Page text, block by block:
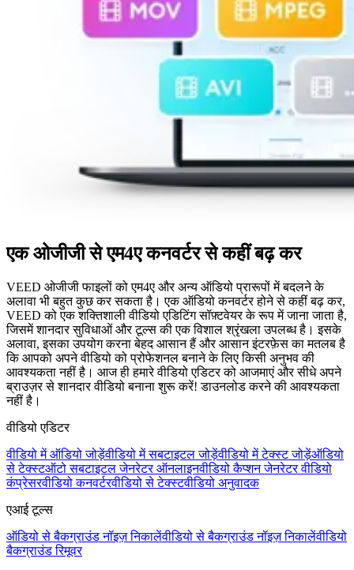
एक ओजीजी से एम4ए कनवर्टर से कहीं बढ़ कर
VEED ओजीजी फाइलों को एम4ए और अन्य ऑडियो प्रारूपों में बदलने के
अलावा भी बहुत कुछ कर सकता है। एक ऑडियो कनवर्टर होने से कहीं बढ़ कर,
VEED को एक शक्तिशाली वीडियो एडिटिंग सॉफ़्टवेयर के रूप में जाना जाता है,
जिसमें शानदार सुविधाओं और टूल्स की एक विशाल श्रृंखला उपलब्ध है। इसके
अलावा, इसका उपयोग करना बेहद आसान हैं और आसान इंटरफ़ेस का मतलब है
कि आपको अपने वीडियो को प्रोफेशनल बनाने के लिए किसी अनुभव की
आवश्यकता नहीं है। आज ही हमारे वीडियो एडिटर को आजमाएं और सीधे अपने
ब्राउज़र से शानदार वीडियो बनाना शुरू करें! डाउनलोड करने की आवश्यकता
नहीं है।
वीडियो एडिटर
वीडियो में ऑडियो जोड़ेंवीडियो में सबटाइटल जोड़ेंवीडियो में टेक्स्ट जोड़ेंऑडियो
से टेक्स्टऑटो सबटाइटल जेनरेटर ऑनलाइनवीडियो कैप्शन जेनरेटरवीडियो
कंप्रेसरवीडियो कनवर्टरवीडियो से टेक्स्टवीडियो अनुवादक
एआई टूल्स
ऑडियो से बैकग्राउंड नॉइज़ निकालेंवीडियो से बैकग्राउंड नॉइज़ निकालेंवीडियो
बैकग्राउंड रिमूवर